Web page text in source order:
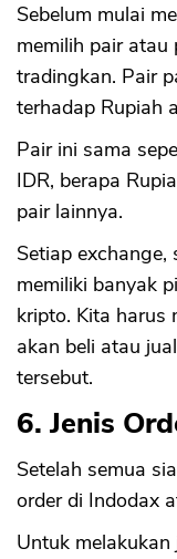
Sebelum mulai
memilih pair
tradingkan. Pair
terhadap Rupiah
Pair ini sama
IDR, berapa
pair lainnya.
Setiap exchange,
memiliki banyak
kripto. Kita harus
akan beli atau
tersebut.
6. Jenis
Setelah semua
order di Indodax
Untuk